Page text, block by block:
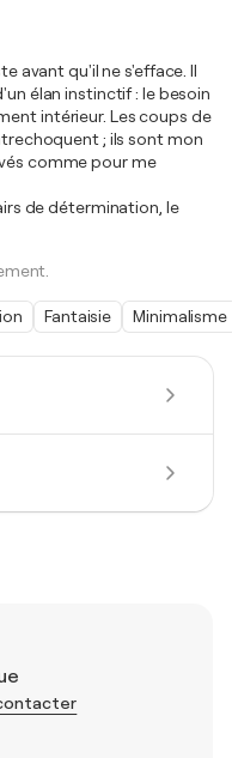
avant qu'il ne s'efface. Il
élan instinctif : le besoin
intérieur. Les coups de
; ils sont mon
comme pour me
de détermination, le
Fantaisie Minimalisme